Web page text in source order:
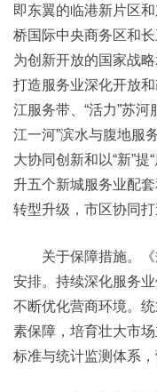
即东翼的临港新片区
桥国际中央商务区和
为创新开放的国家战
打造服务业深化开放和
江服务带、“活力”苏河
江一河”滨水与腹地服
大协同创新和以“新”提
升五个新城服务业配
转型升级，市区协同打
关于保障措施。《
安排。持续深化服务
不断优化营商环境。
素保障，培育壮大市
标准与统计监测体系